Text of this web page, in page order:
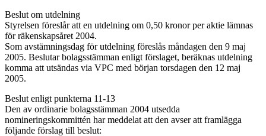
Beslut om utdelning
Styrelsen föreslår att en utdelning om 0,50 kronor per aktie lämnas
för räkenskapsåret 2004.
Som avstämningsdag för utdelning föreslås måndagen den 9 maj
2005. Beslutar bolagsstämman enligt förslaget, beräknas utdelning
komma att utsändas via VPC med början torsdagen den 12 maj
2005.
Beslut enligt punkterna 11-13
Den av ordinarie bolagsstämman 2004 utsedda
nomineringskommittén har meddelat att den avser att framlägga
följande förslag till beslut: